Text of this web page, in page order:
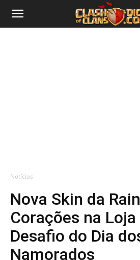
Notícias
Nova Skin da
Corações na Loja
Desafio do Dia
Namorados